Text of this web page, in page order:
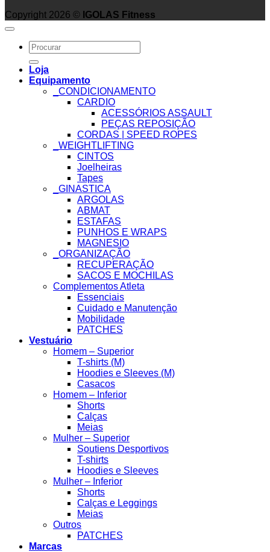
Copyright 2026 © IGOLAS Fitness
Search
for:
Loja
Equipamento
_CONDICIONAMENTO
CARDIO
ACESSÓRIOS ASSAULT
PEÇAS REPOSIÇÃO
CORDAS | SPEED ROPES
_WEIGHTLIFTING
CINTOS
Joelheiras
Tapes
_GINASTICA
ARGOLAS
ABMAT
ESTAFAS
PUNHOS E WRAPS
MAGNESIO
_ORGANIZAÇÃO
RECUPERAÇÃO
SACOS E MOCHILAS
Complementos Atleta
Essenciais
Cuidado e Manutenção
Mobilidade
PATCHES
Vestuário
Homem – Superior
T-shirts (M)
Hoodies e Sleeves (M)
Casacos
Homem – Inferior
Shorts
Calças
Meias
Mulher – Superior
Soutiens Desportivos
T-shirts
Hoodies e Sleeves
Mulher – Inferior
Shorts
Calças e Leggings
Meias
Outros
PATCHES
Marcas